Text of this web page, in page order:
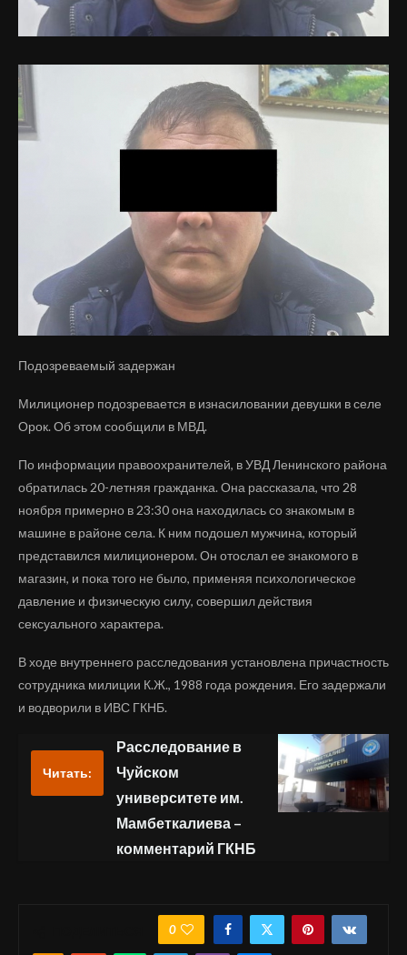
Подозреваемый задержан
Милиционер подозревается в изнасиловании девушки в селе
Орок. Об этом сообщили в МВД.
По информации правоохранителей, в УВД Ленинского района
обратилась 20-летняя гражданка. Она рассказала, что 28
ноября примерно в 23:30 она находилась со знакомым в
машине в районе села. К ним подошел мужчина, который
представился милиционером. Он отослал ее знакомого в
магазин, и пока того не было, применяя психологическое
давление и физическую силу, совершил действия
сексуального характера.
В ходе внутреннего расследования установлена причастность
сотрудника милиции К.Ж., 1988 года рождения. Его задержали
и водворили в ИВС ГКНБ.
Читать:
Расследование в
Чуйском
университете им.
Мамбеткалиева –
комментарий ГКНБ
0